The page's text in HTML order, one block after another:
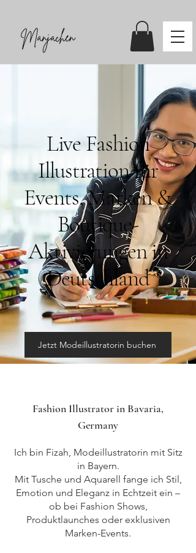
Live Fashion
Illustration für
Events, Marken &
Boutique-
Aktivierungen in
Deutschland
Jetzt Modeillustratorin buchen
Fashion Illustrator in Bavaria,
Germany
Ich bin Fizah, Modeillustratorin mit Sitz
in Bayern.
Mit Tusche und Aquarell fange ich Stil,
Emotion und Eleganz in Echtzeit ein –
ob bei Fashion Shows,
Produktlaunches oder exklusiven
Marken-Events.